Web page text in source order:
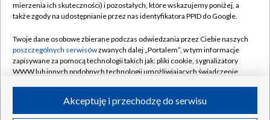
Naziemna Telewizja Cyfrowa
Rada Programowa
System NOS
Informacje o nadawcy
Program dla prasy
Pomoc
Kontakt
Kanały
mierzenia ich skuteczności) i pozostałych, które wskazujemy poniżej, a
także zgody na udostępnianie przez nas identyfikatora PPID do Google.
Twoje dane osobowe zbierane podczas odwiedzania przez Ciebie naszych
poszczególnych serwisówzwanych dalej „Portalem”, w tym informacje
zapisywane za pomocą technologii takich jak: pliki cookie, sygnalizatory
WWW lub innych podobnych technologii umożliwiających świadczenie
ruchu w Internecie.Akceptuję i przechodzę do serwisu